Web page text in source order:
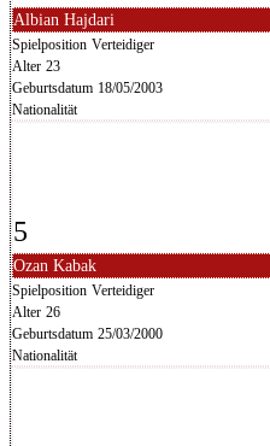
Albian Hajdari
Spielposition Verteidiger
Alter 23
Geburtsdatum 18/05/2003
Nationalität
5
Ozan Kabak
Spielposition Verteidiger
Alter 26
Geburtsdatum 25/03/2000
Nationalität